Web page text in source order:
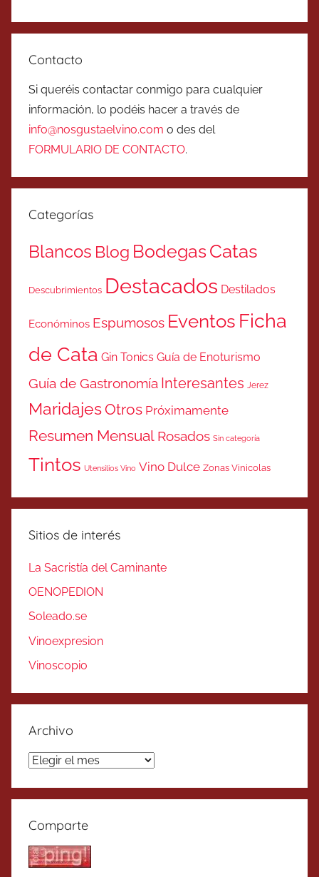
Contacto
Si queréis contactar conmigo para cualquier
información, lo podéis hacer a través de
info@nosgustaelvino.com o des del
FORMULARIO DE CONTACTO.
Categorías
Blancos Blog BodegasCatas
Descubrimientos Destacados Destilados
Económinos Espumosos Eventos Ficha
de Cata Gin Tonics Guía de Enoturismo
Guía de Gastronomía Interesantes Jerez
MaridajesOtros Próximamente
Resumen Mensual Rosados Sin categoría
Tintos Utensilios Vino Vino Dulce Zonas Vinicolas
Sitios de interés
La Sacristía del Caminante
OENOPEDION
Soleado.se
Vinoexpresion
Vinoscopio
Archivo
Archivo
Comparte